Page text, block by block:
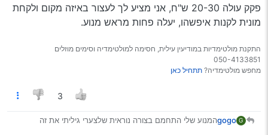
פקק עולה 20-30 ש"ח, אני מציע לך לעצור באיזה מקום ולקחת
מונית לקנות איפשהו, יעלה פחות מראש מנוע.
התקנת מולטימדיות במודיעין עילית, חסימה למולטימדיה וסימים מוזלים
050-4133851
מחפש מולטימדיה? תתחיל כאן
3
G
gogoהמנוע שלי התחמם בצורה נוראית שלצערי גיליתי את זה